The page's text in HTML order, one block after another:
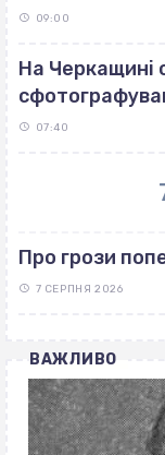
09:00
На Черкащині
07:40
Про грози
7 СЕРПНЯ 2026
ВАЖЛИВО